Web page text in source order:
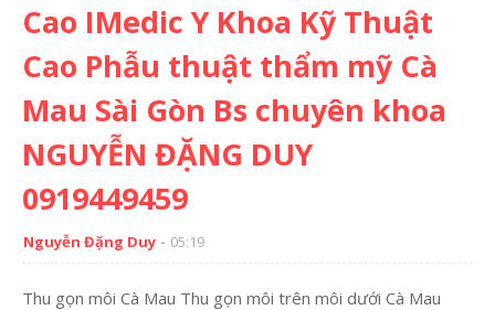
Cao IMedic Y Khoa Kỹ Thuật
Cao Phẫu thuật thẩm mỹ Cà
Mau Sài Gòn Bs chuyên khoa
NGUYỄN ĐẶNG DUY
0919449459
Nguyễn Đặng Duy 05:19
Thu gọn môi Cà Mau Thu gọn môi trên môi dưới Cà Mau